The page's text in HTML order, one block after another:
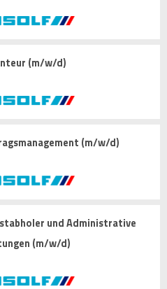
(m/w/d)
(m/w/d)
und Administrative
(m/w/d)